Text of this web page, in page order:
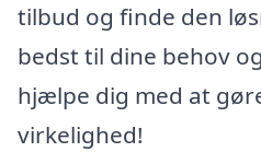
tilbud og finde den
bedst til dine behov
hjælpe dig med at
virkelighed!